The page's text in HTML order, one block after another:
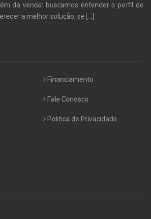
da venda: buscamos entender o perfil de
a melhor solução, se [...]
Financiamento
Fale Conosco
Politica de Privacidade